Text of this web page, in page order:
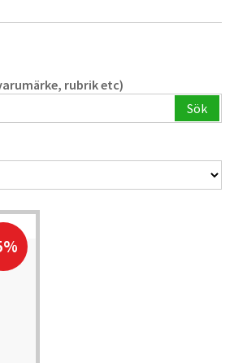
rubrik etc)
Sök